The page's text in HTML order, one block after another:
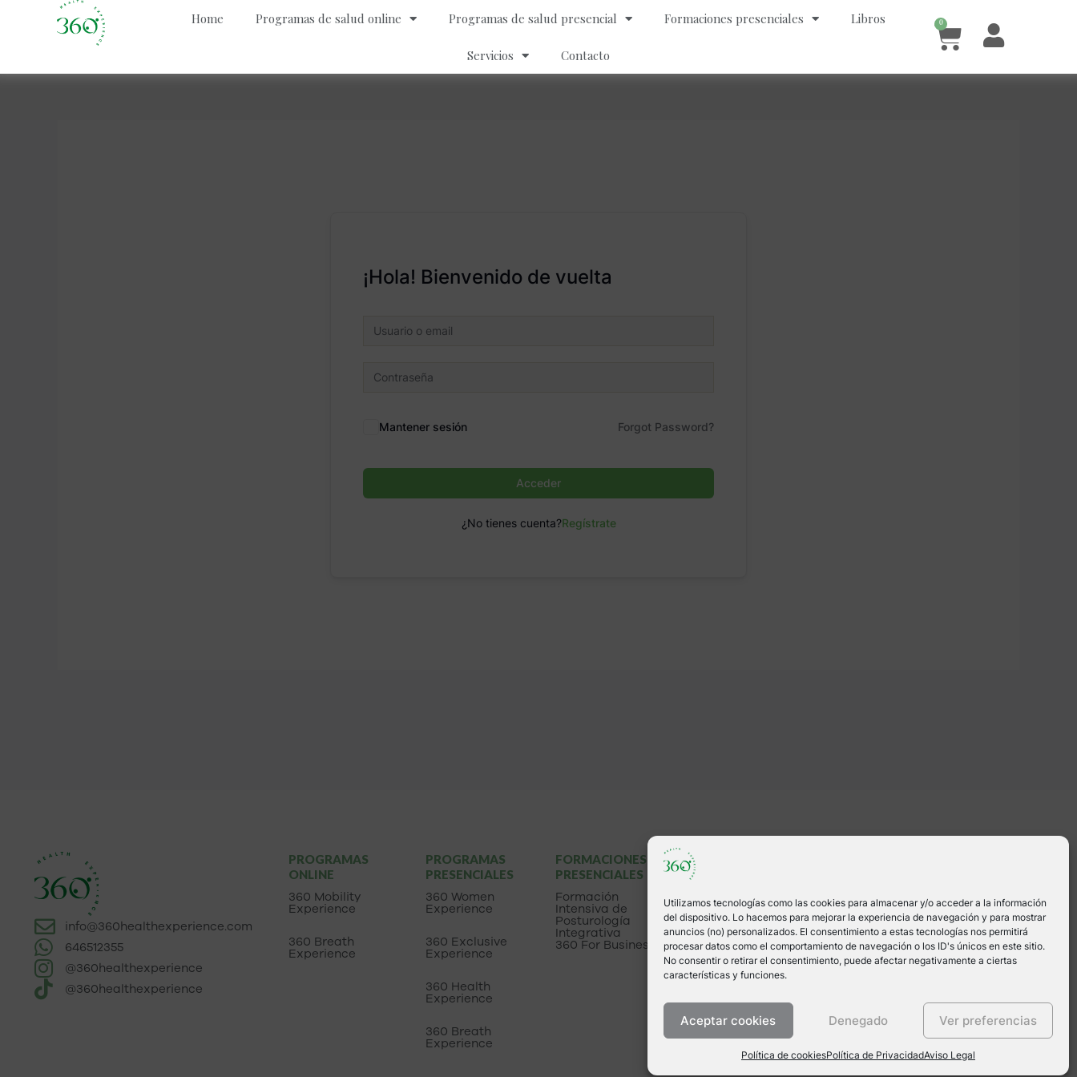
Utilizamos tecnologías como las cookies para almacenar y/o acceder a la información
del dispositivo. Lo hacemos para mejorar la experiencia de navegación y para mostrar
anuncios (no) personalizados. El consentimiento a estas tecnologías nos permitirá
procesar datos como el comportamiento de navegación o los ID's únicos en este sitio.
No consentir o retirar el consentimiento, puede afectar negativamente a ciertas
características y funciones.
Aceptar cookies Denegado Ver preferencias
Política de cookiesPolítica de PrivacidadAviso Legal
Home Programas de salud online Programas de salud presencial Formaciones presenciales Libros
Servicios Contacto
0
Cart
¡Hola! Bienvenido de vuelta
Mantener sesión Forgot Password?
Acceder
¿No tienes cuenta?Regístrate
info@360healthexperience.com
646512355
@360healthexperience
@360healthexperience
PROGRAMAS
ONLINE
360 Mobility
Experience
360 Breath
Experience
PROGRAMAS
PRESENCIALES
360 Women
Experience
360 Exclusive
Experience
360 Health
Experience
360 Breath
Experience
FORMACIONES
PRESENCIALES
Formación
Intensiva de
Posturología
Integrativa
360 For Business
LIBROS
Aprende a
cuerpo
Terapia y Gestión
Emocional
Nuestra Clínica
Política de
privacidad
Aviso Legal